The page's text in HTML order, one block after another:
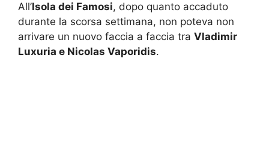
All’Isola dei Famosi, dopo quanto accaduto
durante la scorsa settimana, non poteva non
arrivare un nuovo faccia a faccia tra Vladimir
Luxuria e Nicolas Vaporidis.